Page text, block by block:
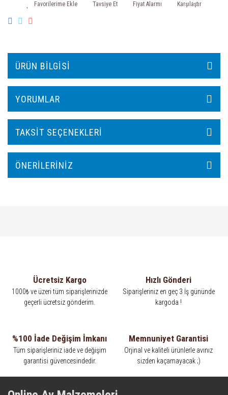
Tavsiye Et Fiyat Alarmı Karşılaştır
ÜRÜN BILGISI
YORUMLAR
TAKSIT SEÇENEKLERI
ÖNERILERINIZ
Ücretsiz Kargo
1000₺ ve üzeri tüm siparişlerinizde
geçerli ücretsiz gönderim.
Hızlı Gönderi
Siparişleriniz en geç 3 İş gününde
kargoda !
%100 İade Değişim İmkanı
Tüm siparişleriniz iade ve değişim
garantisi güvencesindedir.
Memnuniyet Garantisi
Orjinal ve kaliteli ürünlerle avınız
sizden kaçamayacak ;)